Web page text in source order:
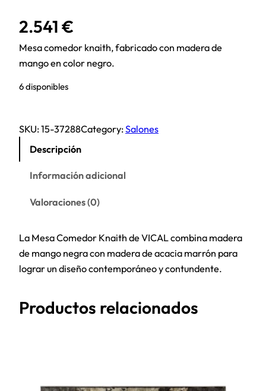
2.541 €
Mesa comedor knaith, fabricado con madera de
mango en color negro.
6 disponibles
SKU:15-37288Category:Salones
Descripción
Información adicional
Valoraciones (0)
La Mesa Comedor Knaith de VICAL combina madera
de mango negra con madera de acacia marrón para
lograr un diseño contemporáneo y contundente.
Productos relacionados